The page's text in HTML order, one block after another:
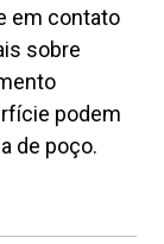
em contato
sobre
podem
de poço.